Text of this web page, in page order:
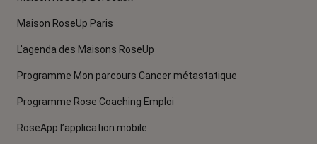
Maison RoseUp Paris
L'agenda des Maisons RoseUp
Programme Mon parcours Cancer métastatique
Programme Rose Coaching Emploi
RoseApp l’application mobile